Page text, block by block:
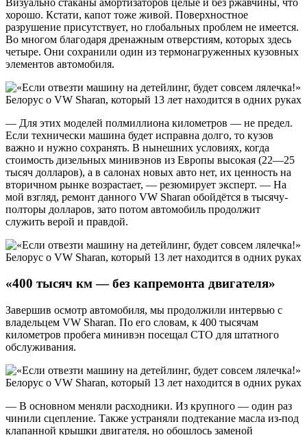
хорошо. Кстати, капот тоже живой. Поверхностное
разрушение присутствует, но глобальных проблем не имеется.
Во многом благодаря дренажным отверстиям, которых здесь
четыре. Они сохранили один из термонагруженных кузовных
элементов автомобиля.
— Для этих моделей полмиллиона километров — не предел.
Если технически машина будет исправна долго, то кузов
важно и нужно сохранять. В нынешних условиях, когда
стоимость дизельных минивэнов из Европы высокая (22—25
тысяч долларов), а в салонах новых авто нет, их ценность на
вторичном рынке возрастает, — резюмирует эксперт. — На
мой взгляд, ремонт данного VW Sharan обойдётся в тысячу-
полторы долларов, зато потом автомобиль продолжит
служить верой и правдой.
«400 тысяч км — без капремонта двигателя»
Завершив осмотр автомобиля, мы продолжили интервью с
владельцем VW Sharan. По его словам, к 400 тысячам
километров пробега минивэн посещал СТО для штатного
обслуживания.
— В основном меняли расходники. Из крупного — один раз
чинили сцепление. Также устраняли подтекание масла из-под
клапанной крышки двигателя, но обошлось заменой